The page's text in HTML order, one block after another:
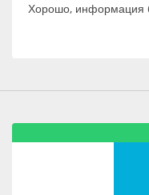
Хорошо, информация